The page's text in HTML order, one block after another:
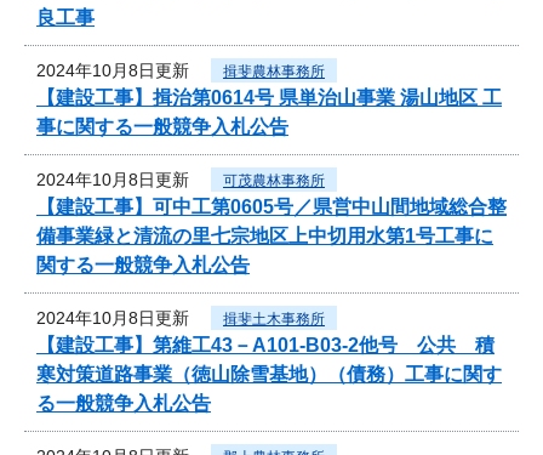
良工事
2024年10月8日更新 揖斐農林事務所
【建設工事】揖治第0614号 県単治山事業 湯山地区 工
事に関する一般競争入札公告
2024年10月8日更新 可茂農林事務所
【建設工事】可中工第0605号／県営中山間地域総合整
備事業緑と清流の里七宗地区上中切用水第1号工事に
関する一般競争入札公告
2024年10月8日更新 揖斐土木事務所
【建設工事】第維工43－A101-B03-2他号 公共 積
寒対策道路事業（徳山除雪基地）（債務）工事に関す
る一般競争入札公告